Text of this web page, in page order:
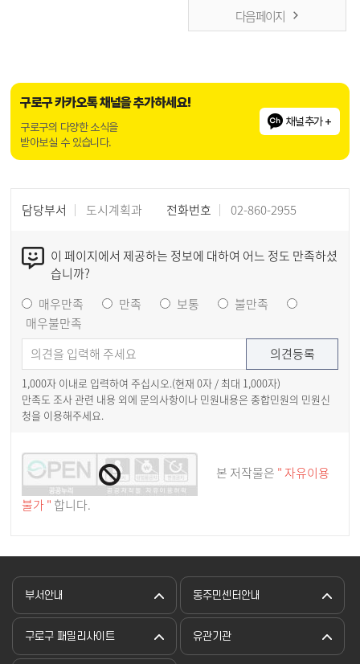
다음 페이지
구로구 카카오톡 채널을 추가하세요!
구로구의 다양한 소식을
받아보실 수 있습니다.
채널추가 +
담당부서 도시계획과 전화번호 02-860-2955
이 페이지에서 제공하는 정보에 대하여 어느 정도 만족하셨
습니까?
매우만족
만족 보통
불만족
매우불만족
1,000자 이내로 입력하여 주십시오.(현재 0자 / 최대 1,000자)
만족도 조사 관련 내용 외에 문의사항이나 민원내용은 종합민원의 민원신
청을 이용해주세요.
본 저작물은 " 자유이용
불가 " 합니다.
부서안내 동주민센터안내
구로구 패밀리사이트 유관기관